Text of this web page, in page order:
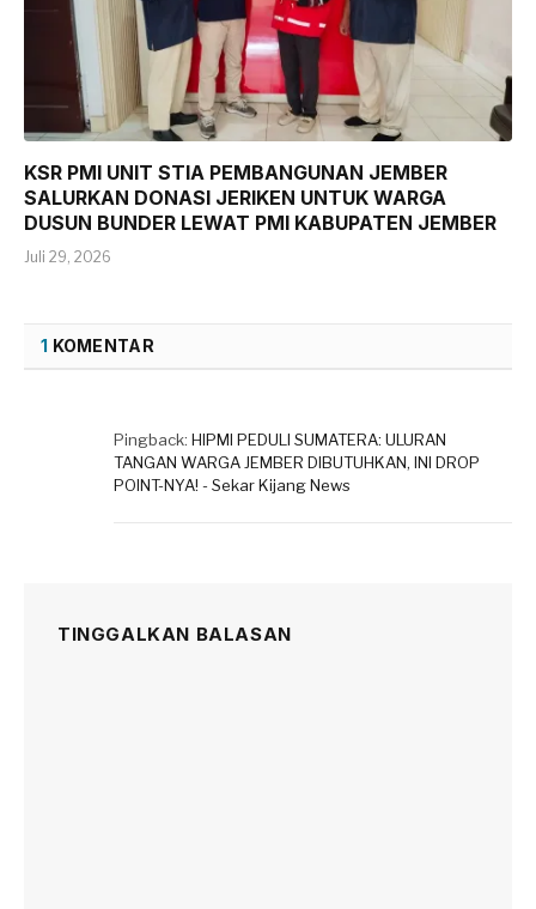
KSR PMI UNIT STIA PEMBANGUNAN JEMBER
SALURKAN DONASI JERIKEN UNTUK WARGA
DUSUN BUNDER LEWAT PMI KABUPATEN JEMBER
Juli 29, 2026
1 KOMENTAR
Pingback: HIPMI PEDULI SUMATERA: ULURAN
TANGAN WARGA JEMBER DIBUTUHKAN, INI DROP
POINT-NYA! - Sekar Kijang News
TINGGALKAN BALASAN